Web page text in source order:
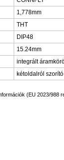
1,778mm
THT
DIP48
15.24mm
integrált
kétoldalról
(EU 2023/988